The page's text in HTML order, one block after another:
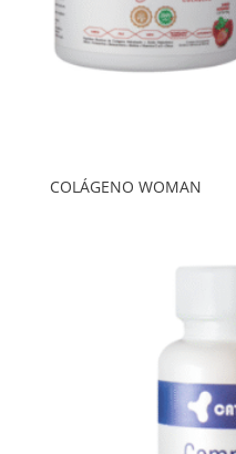
COLÁGENO WOMAN